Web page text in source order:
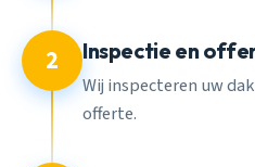
2 Inspectie en
Wij inspecteren uw
offerte.